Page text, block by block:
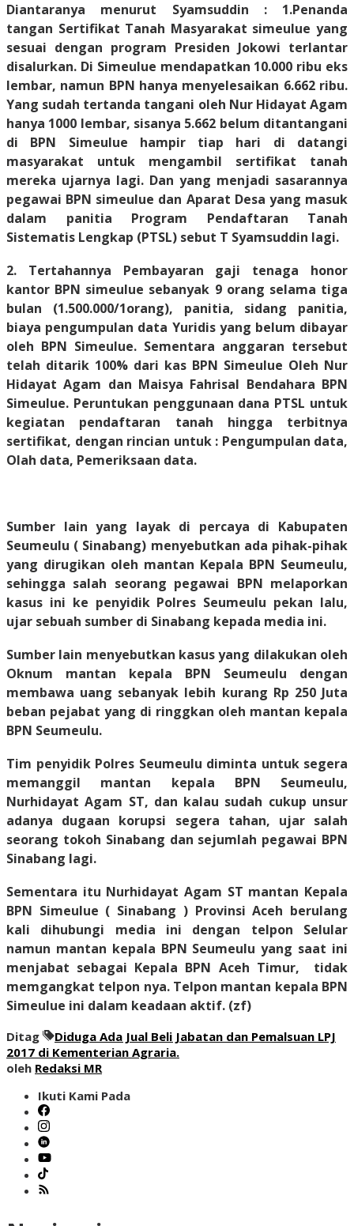
Diantaranya menurut Syamsuddin : 1.Penanda
tangan Sertifikat Tanah Masyarakat simeulue yang
sesuai dengan program Presiden Jokowi terlantar
disalurkan. Di Simeulue mendapatkan 10.000 ribu eks
lembar, namun BPN hanya menyelesaikan 6.662 ribu.
Yang sudah tertanda tangani oleh Nur Hidayat Agam
hanya 1000 lembar, sisanya 5.662 belum ditantangani
di BPN Simeulue hampir tiap hari di datangi
masyarakat untuk mengambil sertifikat tanah
mereka ujarnya lagi. Dan yang menjadi sasarannya
pegawai BPN simeulue dan Aparat Desa yang masuk
dalam panitia Program Pendaftaran Tanah
Sistematis Lengkap (PTSL) sebut T Syamsuddin lagi.
2. Tertahannya Pembayaran gaji tenaga honor
kantor BPN simeulue sebanyak 9 orang selama tiga
bulan (1.500.000/1orang), panitia, sidang panitia,
biaya pengumpulan data Yuridis yang belum dibayar
oleh BPN Simeulue. Sementara anggaran tersebut
telah ditarik 100% dari kas BPN Simeulue Oleh Nur
Hidayat Agam dan Maisya Fahrisal Bendahara BPN
Simeulue. Peruntukan penggunaan dana PTSL untuk
kegiatan pendaftaran tanah hingga terbitnya
sertifikat, dengan rincian untuk : Pengumpulan data,
Olah data, Pemeriksaan data.
Sumber lain yang layak di percaya di Kabupaten
Seumeulu ( Sinabang) menyebutkan ada pihak-pihak
yang dirugikan oleh mantan Kepala BPN Seumeulu,
sehingga salah seorang pegawai BPN melaporkan
kasus ini ke penyidik Polres Seumeulu pekan lalu,
ujar sebuah sumber di Sinabang kepada media ini.
Sumber lain menyebutkan kasus yang dilakukan oleh
Oknum mantan kepala BPN Seumeulu dengan
membawa uang sebanyak lebih kurang Rp 250 Juta
beban pejabat yang di ringgkan oleh mantan kepala
BPN Seumeulu.
Tim penyidik Polres Seumeulu diminta untuk segera
memanggil mantan kepala BPN Seumeulu,
Nurhidayat Agam ST, dan kalau sudah cukup unsur
adanya dugaan korupsi segera tahan, ujar salah
seorang tokoh Sinabang dan sejumlah pegawai BPN
Sinabang lagi.
Sementara itu Nurhidayat Agam ST mantan Kepala
BPN Simeulue ( Sinabang ) Provinsi Aceh berulang
kali dihubungi media ini dengan telpon Selular
namun mantan kepala BPN Seumeulu yang saat ini
menjabat sebagai Kepala BPN Aceh Timur, tidak
memgangkat telpon nya. Telpon mantan kepala BPN
Simeulue ini dalam keadaan aktif. (zf)
Ditag
Diduga Ada Jual Beli Jabatan dan Pemalsuan LPJ
2017 di Kementerian Agraria.
oleh Redaksi MR
Ikuti Kami Pada